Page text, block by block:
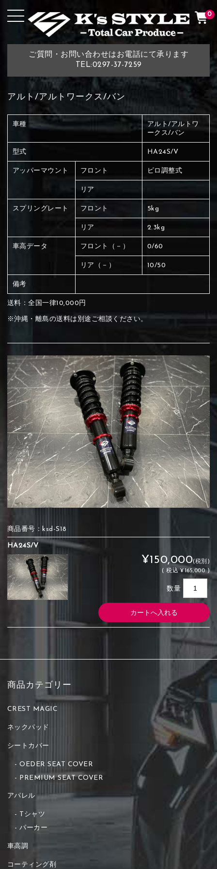
ご質問・お問い合わせはお電話にて承ります
TEL:0297-37-7259
0
アルト/アルトワークス/バン
車種
アルト/アルトワ
ークス/バン
型式 HA24S/V
アッパーマウント フロント ピロ調整式
リア
スプリングレート フロント 5kg
リア 2.3kg
車高データ フロント（－） 0/60
リア（－） 10/50
備考
送料：全国一律10,000円
※沖縄・離島の送料は別途ご相談ください。
商品番号：ksd-S18
HA24S/V
¥150,000(税別)
(税込 ¥165,000 )
数量
商品カテゴリー
CREST MAGIC
ネックパッド
シートカバー
OEDER SEAT COVER
PREMIUM SEAT COVER
アパレル
Tシャツ
パーカー
車高調
コーティング剤